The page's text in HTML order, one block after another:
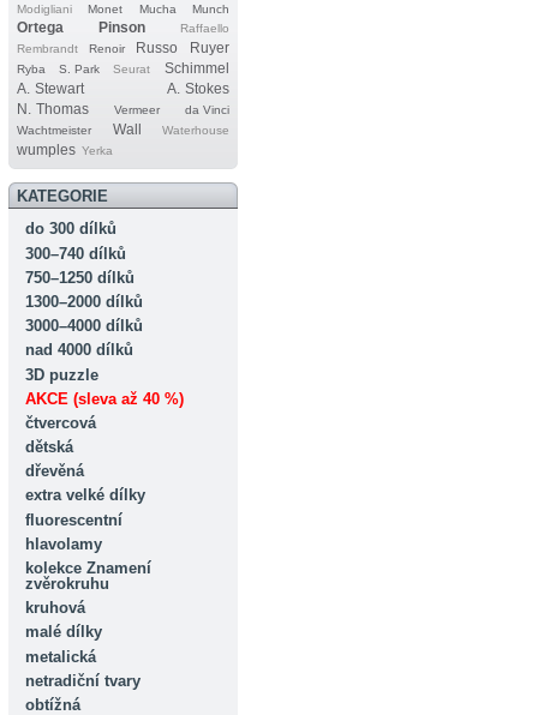
Modigliani Monet Mucha Munch
Ortega Pinson
Raffaello
Rembrandt
Renoir Russo Ruyer
Ryba S. Park Seurat
Schimmel
A. Stewart
A. Stokes
N. Thomas
Vermeer
da Vinci
Wachtmeister
Wall Waterhouse
wumples Yerka
KATEGORIE
do 300 dílků
300–740 dílků
750–1250 dílků
1300–2000 dílků
3000–4000 dílků
nad 4000 dílků
3D puzzle
AKCE (sleva až 40 %)
čtvercová
dětská
dřevěná
extra velké dílky
fluorescentní
hlavolamy
kolekce Znamení
zvěrokruhu
kruhová
malé dílky
metalická
netradiční tvary
obtížná